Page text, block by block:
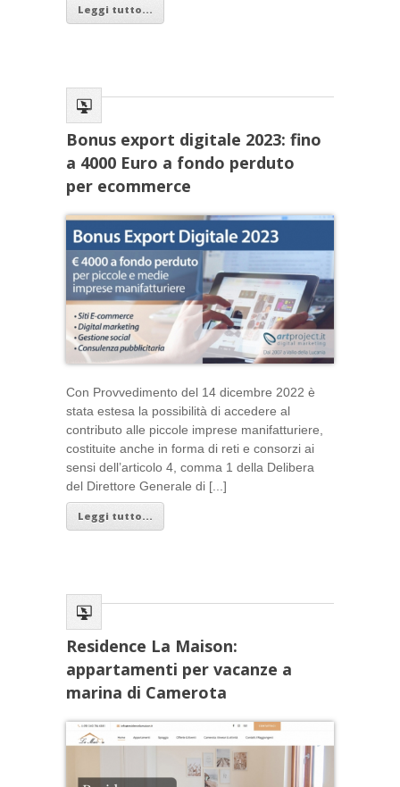
Leggi tutto...
Bonus export digitale 2023: fino
a 4000 Euro a fondo perduto
per ecommerce
Con Provvedimento del 14 dicembre 2022 è
stata estesa la possibilità di accedere al
contributo alle piccole imprese manifatturiere,
costituite anche in forma di reti e consorzi ai
sensi dell’articolo 4, comma 1 della Delibera
del Direttore Generale di [...]
Leggi tutto...
Residence La Maison:
appartamenti per vacanze a
marina di Camerota